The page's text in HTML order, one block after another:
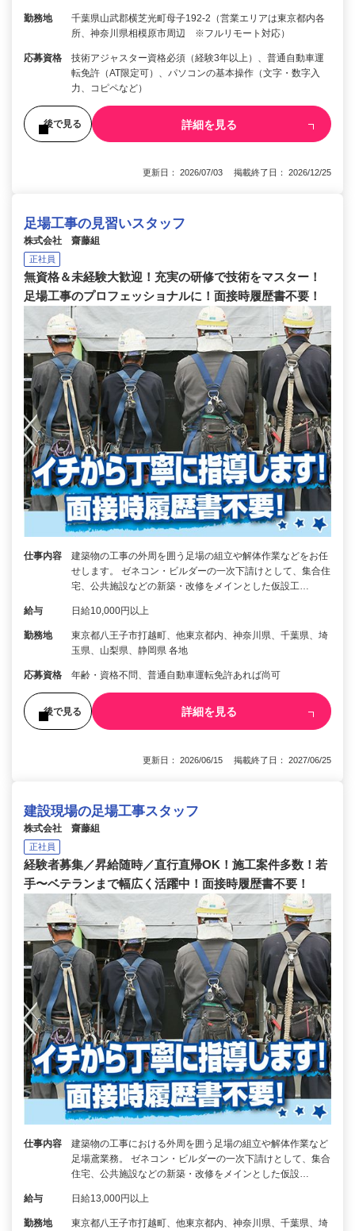
勤務地
千葉県山武郡横芝光町母子192-2（営業エリアは東京都内各
所、神奈川県相模原市周辺 ※フルリモート対応）
応募資格
技術アジャスター資格必須（経験3年以上）、普通自動車運
転免許（AT限定可）、パソコンの基本操作（文字・数字入
力、コピペなど）
後で見る 詳細を見る
更新日： 2026/07/03 掲載終了日： 2026/12/25
足場工事の見習いスタッフ
株式会社 齋藤組
正社員
無資格＆未経験大歓迎！充実の研修で技術をマスター！
足場工事のプロフェッショナルに！面接時履歴書不要！
仕事内容
建築物の工事の外周を囲う足場の組立や解体作業などをお任
せします。 ゼネコン・ビルダーの一次下請けとして、集合住
宅、公共施設などの新築・改修をメインとした仮設工…
給与 日給10,000円以上
勤務地
東京都八王子市打越町、他東京都内、神奈川県、千葉県、埼
玉県、山梨県、静岡県 各地
応募資格 年齢・資格不問、普通自動車運転免許あれば尚可
後で見る 詳細を見る
更新日： 2026/06/15 掲載終了日： 2027/06/25
建設現場の足場工事スタッフ
株式会社 齋藤組
正社員
経験者募集／昇給随時／直行直帰OK！施工案件多数！若
手〜ベテランまで幅広く活躍中！面接時履歴書不要！
仕事内容
建築物の工事における外周を囲う足場の組立や解体作業など
足場鳶業務。 ゼネコン・ビルダーの一次下請けとして、集合
住宅、公共施設などの新築・改修をメインとした仮設…
給与 日給13,000円以上
勤務地
東京都八王子市打越町、他東京都内、神奈川県、千葉県、埼